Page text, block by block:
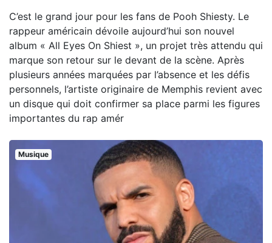
C’est le grand jour pour les fans de Pooh Shiesty. Le
rappeur américain dévoile aujourd’hui son nouvel
album « All Eyes On Shiest », un projet très attendu qui
marque son retour sur le devant de la scène. Après
plusieurs années marquées par l’absence et les défis
personnels, l’artiste originaire de Memphis revient avec
un disque qui doit confirmer sa place parmi les figures
importantes du rap amér
Musique